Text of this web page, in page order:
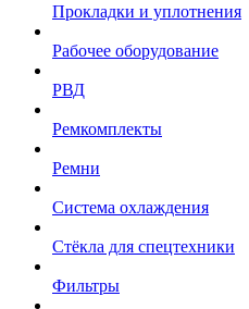
Прокладки и уплотнения
Рабочее оборудование
РВД
Ремкомплекты
Ремни
Система охлаждения
Стёкла для спецтехники
Фильтры